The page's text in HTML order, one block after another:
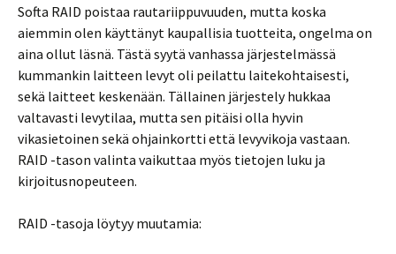
Softa RAID poistaa rautariippuvuuden, mutta koska
aiemmin olen käyttänyt kaupallisia tuotteita, ongelma on
aina ollut läsnä. Tästä syytä vanhassa järjestelmässä
kummankin laitteen levyt oli peilattu laitekohtaisesti,
sekä laitteet keskenään. Tällainen järjestely hukkaa
valtavasti levytilaa, mutta sen pitäisi olla hyvin
vikasietoinen sekä ohjainkortti että levyvikoja vastaan.
RAID -tason valinta vaikuttaa myös tietojen luku ja
kirjoitusnopeuteen.
RAID -tasoja löytyy muutamia: